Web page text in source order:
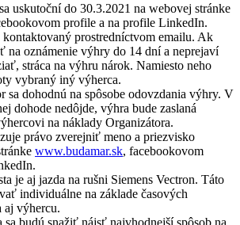
uskutoční do 30.3.2021 na webovej stránke
profile a na profile LinkedIn.
prostredníctvom emailu. Ak
na oznámenie výhry do 14 dní a neprejaví
stráca na výhru nárok. Namiesto neho
vybraný iný výherca.
sa dohodnú na spôsobe odovzdania výhry. V
dohode nedôjde, výhra bude zaslaná
na náklady Organizátora.
právo zverejniť meno a priezvisko
www.budamar.sk, facebookovom
je aj jazda na rušni Siemens Vectron. Táto
individuálne na základe časových
aj výhercu.
sa budú snažiť nájsť najvhodnejší spôsob na